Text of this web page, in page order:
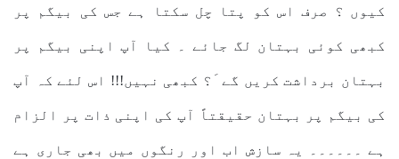
کیوں ؟ صرف اس کو پتا چل سکتا ہے جس کی بیگم پر
کبھی کوئی بہتان لگ جائے ۔ کیا آپ اپنی بیگم پر
بہتان برداشت کریں گے َ؟ کبھی نہیں!!! اس لئے کہ آپ
کی بیگم پر بہتان حقیقتاً آپ کی اپنی ذات پر الزام
ہے ۔۔۔۔۔۔ یہ سازش اب اور رنگوں میں بھی جاری ہے